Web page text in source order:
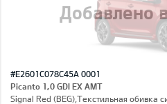
Добавлено
#E2601C078C45A 0001
Picanto 1,0 GDI EX AMT
Signal Red (BEG),Текстильная обивка